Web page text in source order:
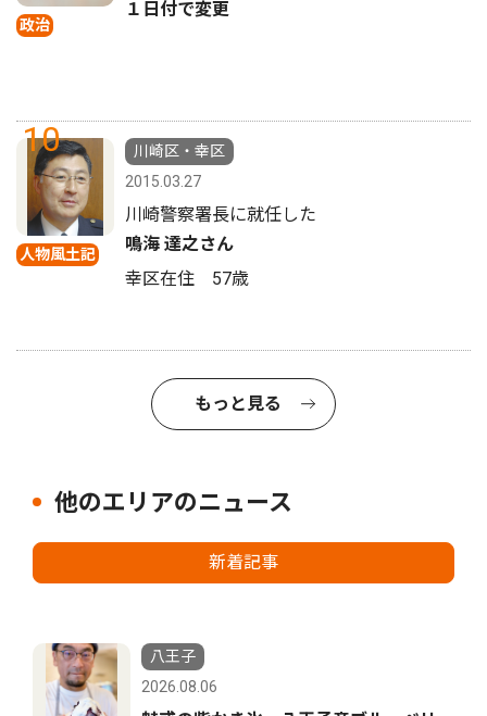
政治
１日付で変更
10
人物風土記
川崎区・幸区
2015.03.27
川崎警察署長に就任した
鳴海 達之さん
幸区在住 57歳
もっと見る
他のエリアのニュース
新着記事
八王子
2026.08.06